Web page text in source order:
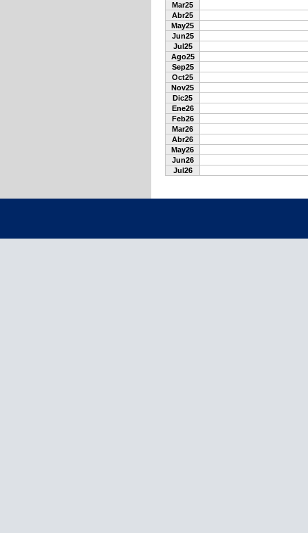
Mar25
Abr25
May25
Jun25
Jul25
Ago25
Sep25
Oct25
Nov25
Dic25
Ene26
Feb26
Mar26
Abr26
May26
Jun26
Jul26